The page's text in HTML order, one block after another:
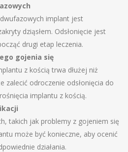
implant jest
dziąsłem. Odsłonięcie jest
drugi etap leczenia.
gojenia się
z kością trwa dłużej niż
zalecić odroczenie odsłonięcia do
implantu z kością.
takich jak problemy z gojeniem się
może być konieczne, aby ocenić
działania.